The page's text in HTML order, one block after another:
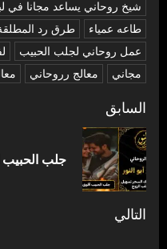
شیخ روحاني يساعد مجانا في
طاعه عمياء
طرق رد
عمل روحاني لجلب الحبيب
مجاني
معالج رروحاني
تصفّح
المقالات
السابق
جلب
التالي